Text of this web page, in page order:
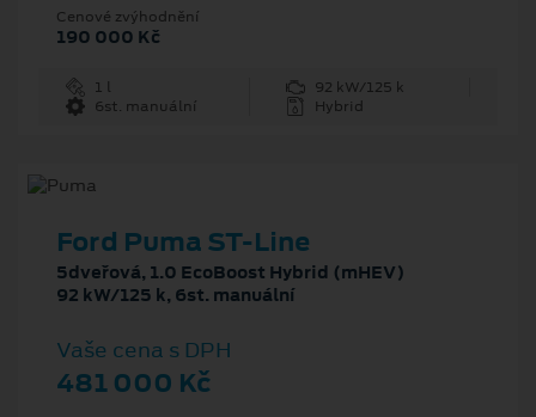
Cenové zvýhodnění
190 000 Kč
1 l
92 kW/125 k
6st. manuální
Hybrid
Ford Puma ST-Line
5dveřová, 1.0 EcoBoost Hybrid (mHEV)
92 kW/125 k, 6st. manuální
Vaše cena s DPH
481 000 Kč